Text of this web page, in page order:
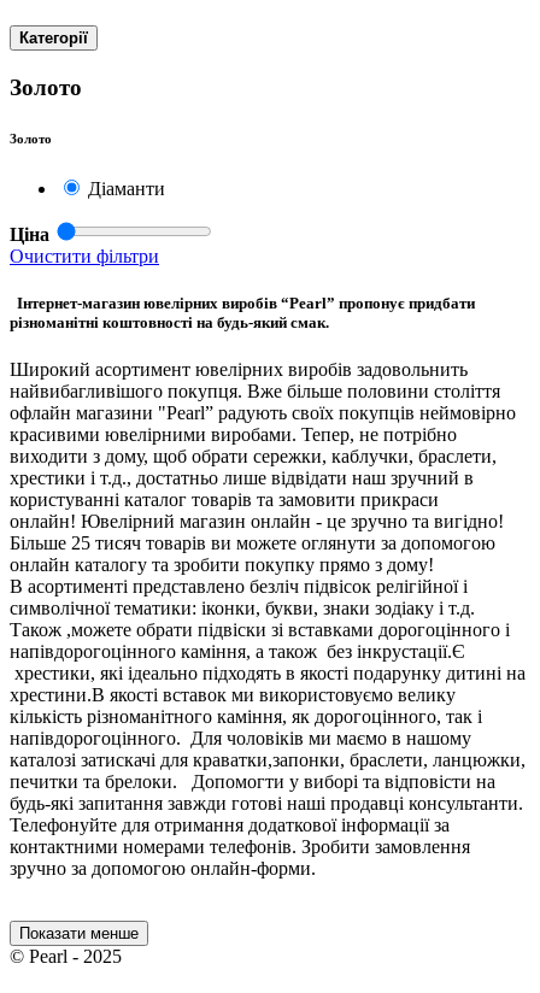
Категорії
Золото
Золото
Діаманти
Ціна
Очистити фільтри
Інтернет-магазин ювелірних виробів “Pearl” пропонує придбати
різноманітні коштовності на будь-який смак.
Широкий асортимент ювелірних виробів задовольнить
найвибагливішого покупця. Вже більше половини століття
офлайн магазини "Pearl” радують своїх покупців неймовірно
красивими ювелірними виробами. Тепер, не потрібно
виходити з дому, щоб обрати сережки, каблучки, браслети,
хрестики і т.д., достатньо лише відвідати наш зручний в
користуванні каталог товарів та замовити прикраси
онлайн! Ювелірний магазин онлайн - це зручно та вигідно!
Більше 25 тисяч товарів ви можете оглянути за допомогою
онлайн каталогу та зробити покупку прямо з дому!
В асортименті представлено безліч підвісок релігійної і
символічної тематики: іконки, букви, знаки зодіаку і т.д.
Також ,можете обрати підвіски зі вставками дорогоцінного і
напівдорогоцінного каміння, а також без інкрустації.Є
хрестики, які ідеально підходять в якості подарунку дитині на
хрестини.В якості вставок ми використовуємо велику
кількість різноманітного каміння, як дорогоцінного, так і
напівдорогоцінного. Для чоловіків ми маємо в нашому
каталозі затискачі для краватки,запонки, браслети, ланцюжки,
печитки та брелоки. Допомогти у виборі та відповісти на
будь-які запитання завжди готові наші продавці консультанти.
Телефонуйте для отримання додаткової інформації за
контактними номерами телефонів. Зробити замовлення
зручно за допомогою онлайн-форми.
Показати менше
© Pearl - 2025